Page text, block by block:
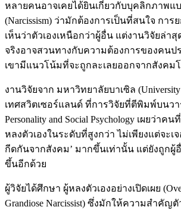
หลายคนอาจเคยได้ยินเกี่ยวกับบุคลิกภาพแ
(Narcissism) ว่ามักต้องการเป็นที่สนใจ กา
เห็นว่าตัวเองเหนือกว่าผู้อื่น แต่งานวิจัยล่า
จริงอาจสวนทางกับความต้องการของคนป
เขามีแนวโน้มที่จะถูกละเลยออกจากสังคม
งานวิจัยจาก มหาวิทยาลัยบาเซิล (University
เทศสวิตเซอร์แลนด์ ที่การวิจัยที่ตีพิมพ์บนวา
Personality and Social Psychology เผยว่า
หลงตัวเองในระดับที่สูงกว่า ไม่เพียงแต่จะเ
กีดกันจากสังคม’ มากขึ้นเท่านั้น แต่ยังถูกผู้
ขึ้นอีกด้วย
ผู้วิจัยได้ศึกษา ผู้หลงตัวเองอย่างเปิดเผย
Grandiose Narcissist) ซึ่งมักให้ความสำคัญตั